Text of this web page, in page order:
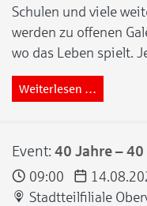
Schulen und viele
werden zu offenen
wo das Leben spielt.
Weiterlesen …
Event: 40 Jahre –
09:00
Stadtteilfiliale